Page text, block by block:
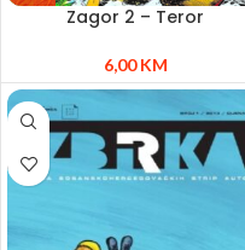
Zagor 2 – Teror
6,00KM